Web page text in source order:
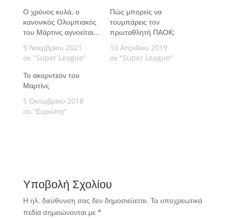
Ο χρόνος κυλά, ο
κανονικός Ολυμπιακός
του Μάρτινς αγνοείται…
5 Νοεμβρίου 2021
σε "Super League"
Πώς μπορείς να
τουμπάρεις τον
πρωταθλητή ΠΑΟΚ;
10 Απριλίου 2019
σε "Super League"
Το ακορντεόν του
Μαρτίνς
5 Οκτωβρίου 2018
σε "Ευρώπη"
Υποβολή Σχολίου
Η ηλ. διεύθυνση σας δεν δημοσιεύεται. Τα υποχρεωτικά
πεδία σημειώνονται με *